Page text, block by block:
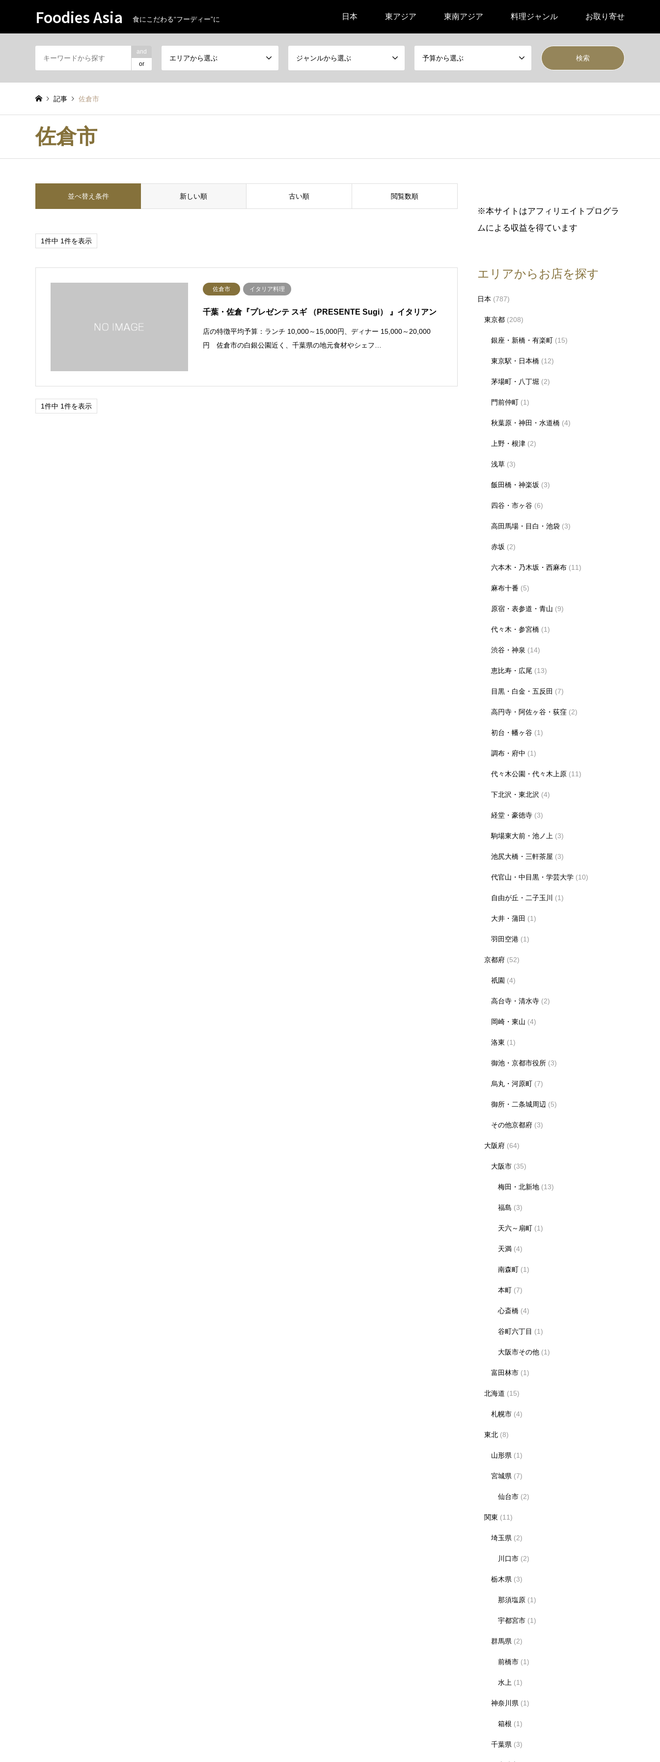
Foodies Asia 食にこだわる“フーディー”に 日本 東アジア 東南アジア 料理ジャンル お取り寄せ
and
or
エリアから選ぶ ジャンルから選ぶ 予算から選ぶ
記事 佐倉市
佐倉市
並べ替え条件 新しい順 古い順 閲覧数順
1件中 1件を表示
佐倉市 イタリア料理
千葉・佐倉『プレゼンテ スギ （PRESENTE Sugi） 』イタリアン
店の特徴平均予算：ランチ 10,000～15,000円、ディナー 15,000～20,000
円 佐倉市の白銀公園近く、千葉県の地元食材やシェフ…
1件中 1件を表示
※本サイトはアフィリエイトプログラ
ムによる収益を得ています
エリアからお店を探す
日本 (787)
東京都 (208)
銀座・新橋・有楽町 (15)
東京駅・日本橋 (12)
茅場町・八丁堀 (2)
門前仲町 (1)
秋葉原・神田・水道橋 (4)
上野・根津 (2)
浅草 (3)
飯田橋・神楽坂 (3)
四谷・市ヶ谷 (6)
高田馬場・目白・池袋 (3)
赤坂 (2)
六本木・乃木坂・西麻布 (11)
麻布十番 (5)
原宿・表参道・青山 (9)
代々木・参宮橋 (1)
渋谷・神泉 (14)
恵比寿・広尾 (13)
目黒・白金・五反田 (7)
高円寺・阿佐ヶ谷・荻窪 (2)
初台・幡ヶ谷 (1)
調布・府中 (1)
代々木公園・代々木上原 (11)
下北沢・東北沢 (4)
経堂・豪徳寺 (3)
駒場東大前・池ノ上 (3)
池尻大橋・三軒茶屋 (3)
代官山・中目黒・学芸大学 (10)
自由が丘・二子玉川 (1)
大井・蒲田 (1)
羽田空港 (1)
京都府 (52)
祇園 (4)
高台寺・清水寺 (2)
岡崎・東山 (4)
洛東 (1)
御池・京都市役所 (3)
烏丸・河原町 (7)
御所・二条城周辺 (5)
その他京都府 (3)
大阪府 (64)
大阪市 (35)
梅田・北新地 (13)
福島 (3)
天六～扇町 (1)
天満 (4)
南森町 (1)
本町 (7)
心斎橋 (4)
谷町六丁目 (1)
大阪市その他 (1)
富田林市 (1)
北海道 (15)
札幌市 (4)
東北 (8)
山形県 (1)
宮城県 (7)
仙台市 (2)
関東 (11)
埼玉県 (2)
川口市 (2)
栃木県 (3)
那須塩原 (1)
宇都宮市 (1)
群馬県 (2)
前橋市 (1)
水上 (1)
神奈川県 (1)
箱根 (1)
千葉県 (3)